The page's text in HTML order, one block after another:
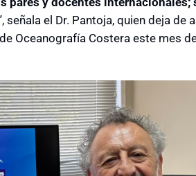
señala el Dr. Pantoja, quien deja de
Oceanografía Costera este mes